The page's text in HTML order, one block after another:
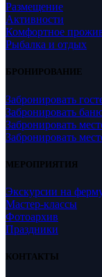
Размещение
Активности
Комфортное
Рыбалка и отдых
БРОНИРОВАНИЕ
Забронировать
Забронировать
Забронировать
Забронировать
МЕРОПРИЯТИЯ
Экскурсии на
Мастер-классы
Фотоархив
Праздники
КОНТАКТЫ